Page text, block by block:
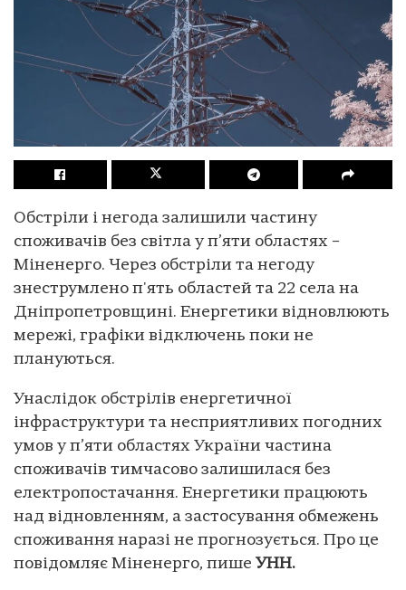
Обстріли і негода залишили частину
споживачів без світла у п’яти областях –
Міненерго. Через обстріли та негоду
знеструмлено п'ять областей та 22 села на
Дніпропетровщині. Енергетики відновлюють
мережі, графіки відключень поки не
плануються.
Унаслідок обстрілів енергетичної
інфраструктури та несприятливих погодних
умов у п’яти областях України частина
споживачів тимчасово залишилася без
електропостачання. Енергетики працюють
над відновленням, а застосування обмежень
споживання наразі не прогнозується. Про це
повідомляє Міненерго, пише УНН.